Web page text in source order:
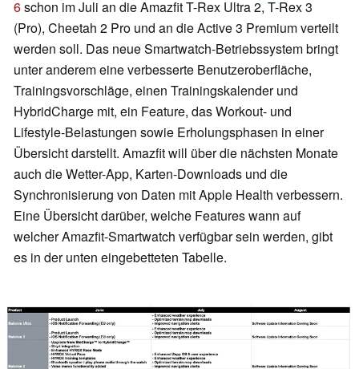
6schon im Juli an die Amazfit T-Rex Ultra 2, T-Rex 3
(Pro), Cheetah 2 Pro und an die Active 3 Premium verteilt
werden soll. Das neue Smartwatch-Betriebssystem bringt
unter anderem eine verbesserte Benutzeroberfläche,
Trainingsvorschläge, einen Trainingskalender und
HybridCharge mit, ein Feature, das Workout- und
Lifestyle-Belastungen sowie Erholungsphasen in einer
Übersicht darstellt. Amazfit will über die nächsten Monate
auch die Wetter-App, Karten-Downloads und die
Synchronisierung von Daten mit Apple Health verbessern.
Eine Übersicht darüber, welche Features wann auf
welcher Amazfit-Smartwatch verfügbar sein werden, gibt
es in der unten eingebetteten Tabelle.